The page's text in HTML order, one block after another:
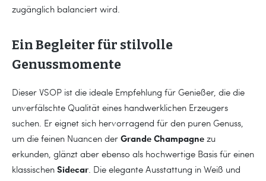
zugänglich balanciert wird.
Ein Begleiter für stilvolle
Genussmomente
Dieser VSOP ist die ideale Empfehlung für Genießer, die die
unverfälschte Qualität eines handwerklichen Erzeugers
suchen. Er eignet sich hervorragend für den puren Genuss,
um die feinen Nuancen der Grande Champagne zu
erkunden, glänzt aber ebenso als hochwertige Basis für einen
klassischen Sidecar . Die elegante Ausstattung in Weiß und